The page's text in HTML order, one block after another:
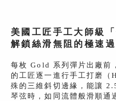
美國工匠手工大師級
解鎖絲滑無阻的極速
每枚 Gold 系列彈片出廠前
的工匠逐一進行手工打磨
殊的三維斜切邊緣，能讓
琴弦時，如同流體般滑順通